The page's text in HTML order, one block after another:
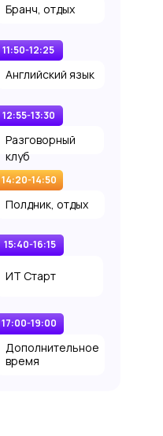
Бранч, отдых
11:50-12:25
Английский язык
12:55-13:30
Разговорный
клуб
14:20-14:50
Полдник, отдых
15:40-16:15
ИТ Старт
17:00-19:00
Дополнительное
время